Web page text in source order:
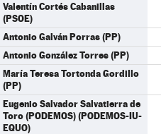
Valentín Cortés Cabanillas
(PSOE)
Antonio Galván Porras (PP)
Antonio González Torres (PP)
María Teresa Tortonda Gordillo
(PP)
Eugenio Salvador Salvatierra de
Toro (PODEMOS) (PODEMOS-IU-
EQUO)